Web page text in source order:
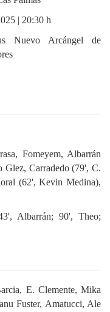
| 20:30 h
Nuevo Arcángel de
Fomeyem, Albarrán
Glez, Carradedo (79', C.
(62', Kevin Medina),
Albarrán; 90', Theo;
E. Clemente, Mika
Fuster, Amatucci, Ale